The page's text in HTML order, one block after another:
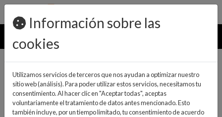
pedidos@ideaelectrodomesticos.com
924 047 836
MENU
Información sobre las
cookies
Utilizamos servicios de terceros que nos ayudan a optimizar nuestro
sitio web (análisis). Para poder utilizar estos servicios, necesitamos tu
consentimiento. Al hacer clic en "Aceptar todas", aceptas
voluntariamente el tratamiento de datos antes mencionado. Esto
también incluye, por un tiempo limitado, tu consentimiento de acuerdo